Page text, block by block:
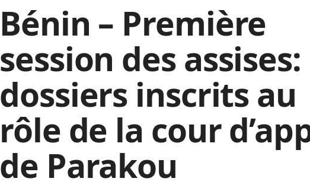
Bénin – Première
session des assises:
dossiers inscrits au
rôle de la cour
de Parakou